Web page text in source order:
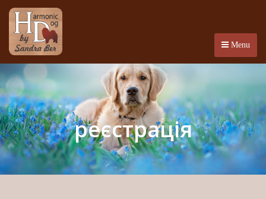
Menu
реєстрація